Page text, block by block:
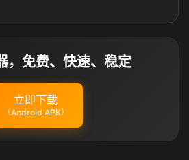
，免费、快速、稳定
立即下载
（Android APK）